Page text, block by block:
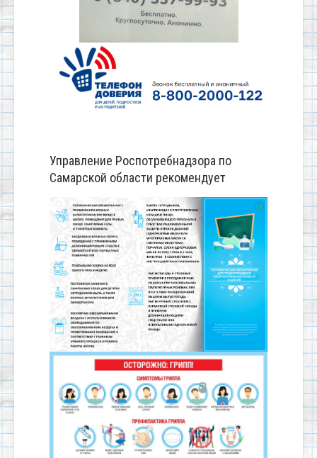
Управление Роспотребнадзора по
Самарской области рекомендует